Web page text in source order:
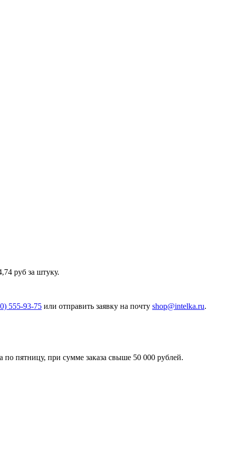
руб за штуку.
555-93-75 или отправить заявку на почту shop@intelka.ru.
по пятницу, при сумме заказа свыше 50 000 рублей.